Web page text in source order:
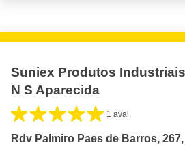
Suniex Produtos
N S Aparecida
1 aval.
Rdv Palmiro Paes de Barros,